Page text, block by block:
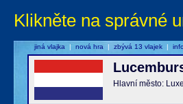
Klikněte na správné
Hlavní město:
jiná vlajka | nová hra | zbývá 13 vlajek | info